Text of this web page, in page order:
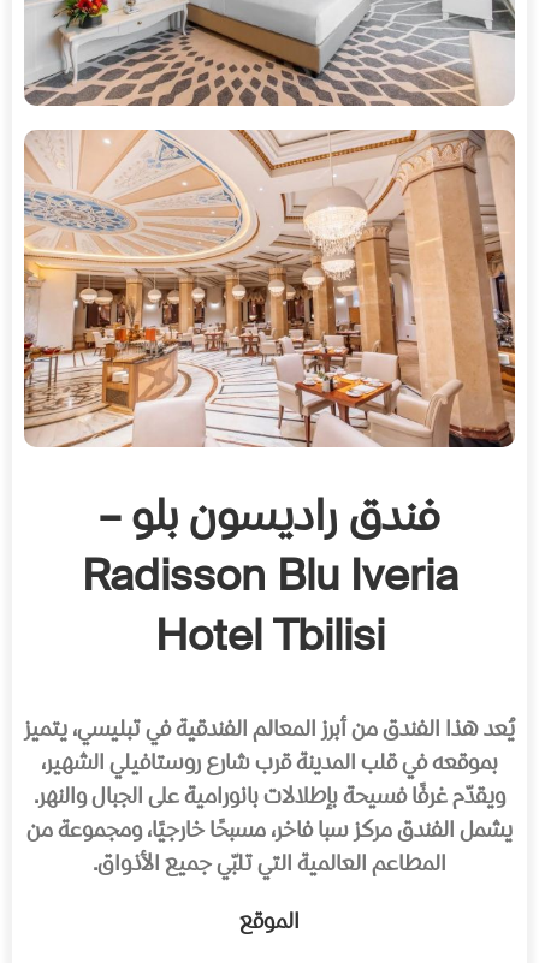
فندق راديسون بلو –
Radisson Blu Iveria
Hotel Tbilisi
يُعد هذا الفندق من أبرز المعالم الفندقية في تبليسي، يتميز
بموقعه في قلب المدينة قرب شارع روستافيلي الشهير،
ويقدّم غرفًا فسيحة بإطلالات بانورامية على الجبال والنهر.
يشمل الفندق مركز سبا فاخر، مسبحًا خارجيًا، ومجموعة من
المطاعم العالمية التي تلبّي جميع الأذواق.
الموقع